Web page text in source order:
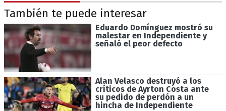
También te puede interesar
Eduardo Domínguez mostró su
malestar en Independiente y
señaló el peor defecto
Alan Velasco destruyó a los
críticos de Ayrton Costa ante
su pedido de perdón a un
hincha de Independiente